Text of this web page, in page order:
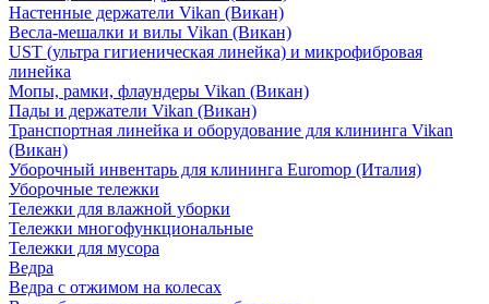
Настенные держатели Vikan (Викан)
Весла-мешалки и вилы Vikan (Викан)
UST (ультра гигиеническая линейка) и микрофибровая
линейка
Мопы, рамки, флаундеры Vikan (Викан)
Пады и держатели Vikan (Викан)
Транспортная линейка и оборудование для клининга Vikan
(Викан)
Уборочный инвентарь для клининга Euromop (Италия)
Уборочные тележки
Тележки для влажной уборки
Тележки многофункциональные
Тележки для мусора
Ведра
Ведра с отжимом на колесах